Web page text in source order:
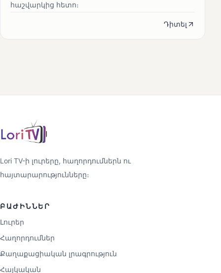
հաշվարկից հետո։
Դիտել
Lori TV-ի լուրերը, հաղորդումներն ու
հայտարարությունները։
ԲԱԺԻՆՆԵՐ
Լուրեր
Հաղորդումներ
Քաղաքացիական լրագրություն
Հայկական